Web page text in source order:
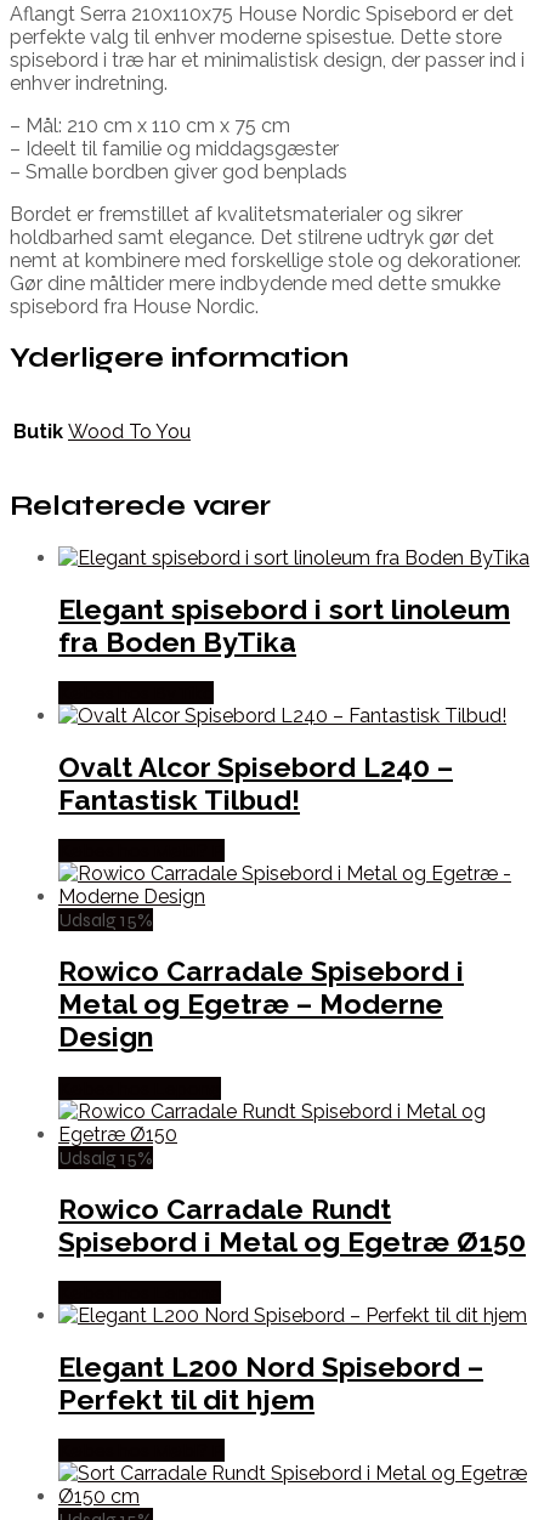
Aflangt Serra 210x110x75 House Nordic Spisebord er det
perfekte valg til enhver moderne spisestue. Dette store
spisebord i træ har et minimalistisk design, der passer ind i
enhver indretning.
– Mål: 210 cm x 110 cm x 75 cm
– Ideelt til familie og middagsgæster
– Smalle bordben giver god benplads
Bordet er fremstillet af kvalitetsmaterialer og sikrer
holdbarhed samt elegance. Det stilrene udtryk gør det
nemt at kombinere med forskellige stole og dekorationer.
Gør dine måltider mere indbydende med dette smukke
spisebord fra House Nordic.
Yderligere information
Butik Wood To You
Relaterede varer
Elegant spisebord i sort linoleum
fra Boden ByTika
Ovalt Alcor Spisebord L240 –
Fantastisk Tilbud!
Udsalg 15%
Rowico Carradale Spisebord i
Metal og Egetræ – Moderne
Design
Udsalg 15%
Rowico Carradale Rundt
Spisebord i Metal og Egetræ Ø150
Elegant L200 Nord Spisebord –
Perfekt til dit hjem